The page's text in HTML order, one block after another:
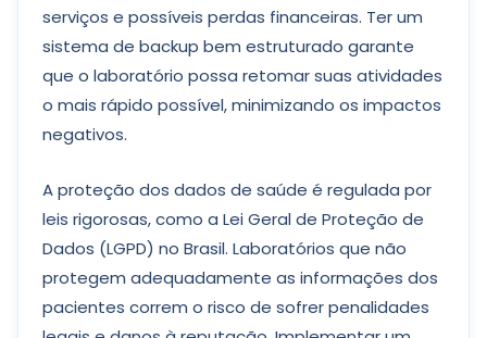
serviços e possíveis perdas financeiras. Ter um
sistema de backup bem estruturado garante
que o laboratório possa retomar suas atividades
o mais rápido possível, minimizando os impactos
negativos.
A proteção dos dados de saúde é regulada por
leis rigorosas, como a Lei Geral de Proteção de
Dados (LGPD) no Brasil. Laboratórios que não
protegem adequadamente as informações dos
pacientes correm o risco de sofrer penalidades